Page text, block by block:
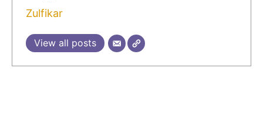
Zulfikar
View all posts